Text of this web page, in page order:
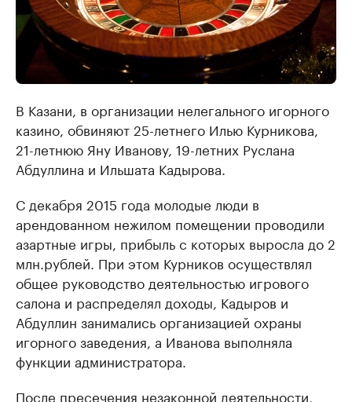
В Казани, в организации нелегального игорного
казино, обвиняют 25-летнего Илью Курникова,
21-летнюю Яну Иванову, 19-летних Руслана
Абдуллина и Ильшата Кадырова.
С декабря 2015 года молодые люди в
арендованном нежилом помещении проводили
азартные игры, прибыль с которых выросла до 2
млн.рублей. При этом Курников осуществлял
общее руководство деятельностью игрового
салона и распределял доходы, Кадыров и
Абдуллин занимались организацией охраны
игорного заведения, а Иванова выполняла
функции администратора.
После пресечения незаконной деятельности,